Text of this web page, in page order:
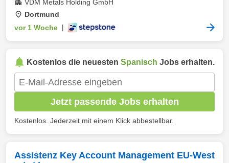
VDM Metals Holding GmbH
Dortmund
vor 1 Woche
Kostenlos die neuesten Spanisch Jobs erhalten.
Jetzt passende Jobs erhalten
Kostenlos. Jederzeit mit einem Klick abbestellbar.
Assistenz Key Account Management EU-West